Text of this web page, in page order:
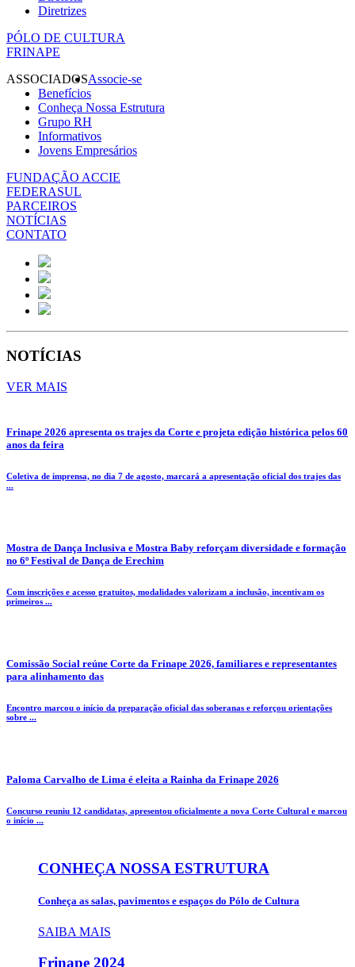
Diretrizes
PÓLO DE CULTURA
FRINAPE
ASSOCIADOSAssocie-se
Benefícios
Conheça Nossa Estrutura
Grupo RH
Informativos
Jovens Empresários
FUNDAÇÃO ACCIE
FEDERASUL
PARCEIROS
NOTÍCIAS
CONTATO
NOTÍCIAS
VER MAIS
Frinape 2026 apresenta os trajes da Corte e projeta edição histórica pelos 60
anos da feira
Coletiva de imprensa, no dia 7 de agosto, marcará a apresentação oficial dos trajes das
...
Mostra de Dança Inclusiva e Mostra Baby reforçam diversidade e formação
no 6º Festival de Dança de Erechim
Com inscrições e acesso gratuitos, modalidades valorizam a inclusão, incentivam os
primeiros ...
Comissão Social reúne Corte da Frinape 2026, familiares e representantes
para alinhamento das
Encontro marcou o início da preparação oficial das soberanas e reforçou orientações
sobre ...
Paloma Carvalho de Lima é eleita a Rainha da Frinape 2026
Concurso reuniu 12 candidatas, apresentou oficialmente a nova Corte Cultural e marcou
o início ...
CONHEÇA NOSSA ESTRUTURA
Conheça as salas, pavimentos e espaços do Pólo de Cultura
SAIBA MAIS
Frinape 2024